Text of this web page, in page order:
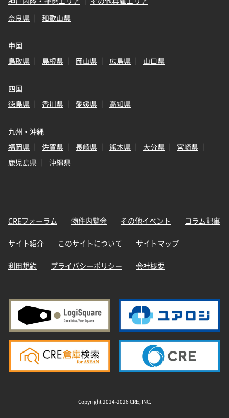
奈良県
和歌山県
中国
鳥取県
島根県 岡山県 広島県 山口県
四国
徳島県
香川県 愛媛県 高知県
九州・沖縄
福岡県
佐賀県 長崎県 熊本県 大分県
宮崎県
鹿児島県
沖縄県
CREフォーラム 物件内覧会 その他イベント コラム記事
サイト紹介 このサイトについて サイトマップ
利用規約 プライバシーポリシー 会社概要
Copyright 2014-2026 CRE, INC.